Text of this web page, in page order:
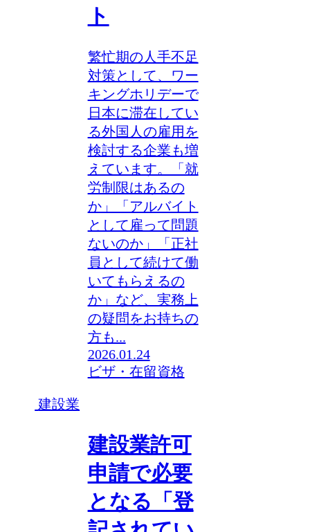
ト
繁忙期の人手不足
対策として、ワー
キングホリデーで
日本に滞在してい
る外国人の雇用を
検討する企業も増
えています。「就
労制限はあるの
か」「アルバイト
として雇って問題
ないのか」「正社
員として続けて働
いてもらえるの
か」など、実務上
の疑問をお持ちの
方も...
2026.01.24
ビザ・在留資格
建設業
建設業許可
申請で必要
となる「登